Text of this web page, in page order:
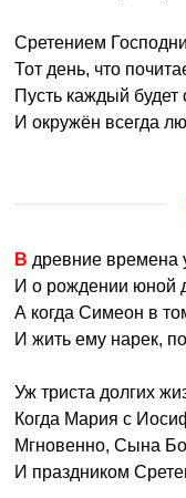
Сретением
Тот день, что
Пусть каждый
И окружён всегда
В древние
И о рождении юной
А когда Симеон в
И жить ему нарек,
Уж триста долгих
Когда Мария с
Мгновенно, Сына
И праздником